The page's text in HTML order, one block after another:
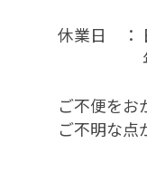
休業日 ：
年末年
ご不便をお
ご不明な点